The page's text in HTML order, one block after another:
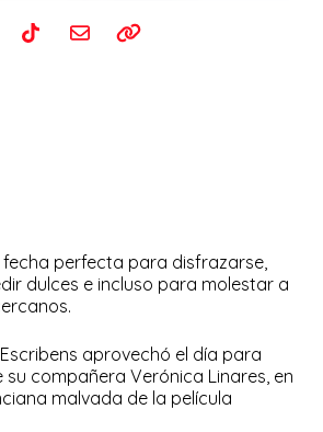
fecha perfecta para disfrazarse,
dulces e incluso para molestar a
aprovechó el día para
compañera Verónica Linares, en
malvada de la película